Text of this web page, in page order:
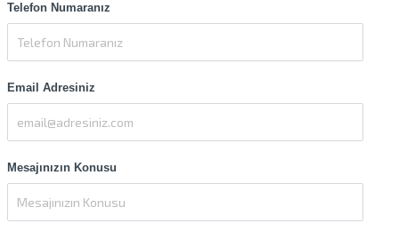
Telefon Numaranız
Email Adresiniz
Mesajınızın Konusu